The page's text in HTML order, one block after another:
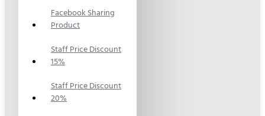
Facebook Sharing
Product
Staff Price Discount
15%
Staff Price Discount
20%